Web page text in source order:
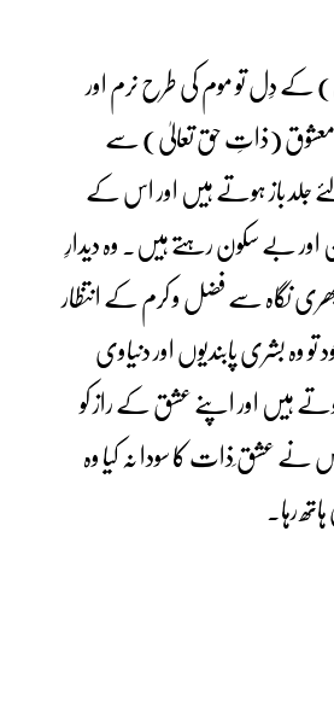
کے دِل تو موم کی طرح نرم اور
معشوق (ذاتِ حق تعالیٰ) سے
جلد باز ہوتے ہیں اور اس کے
بے سکون رہتے ہیں۔ وہ دیدارِ
نگاہ سے فضل و کرم کے انتظار
تو وہ بشری پابندیوں اور دنیاوی
ہیں اور اپنے عشق کے راز کو
نے عشق ِذات کا سودا نہ کیا وہ
رہا۔